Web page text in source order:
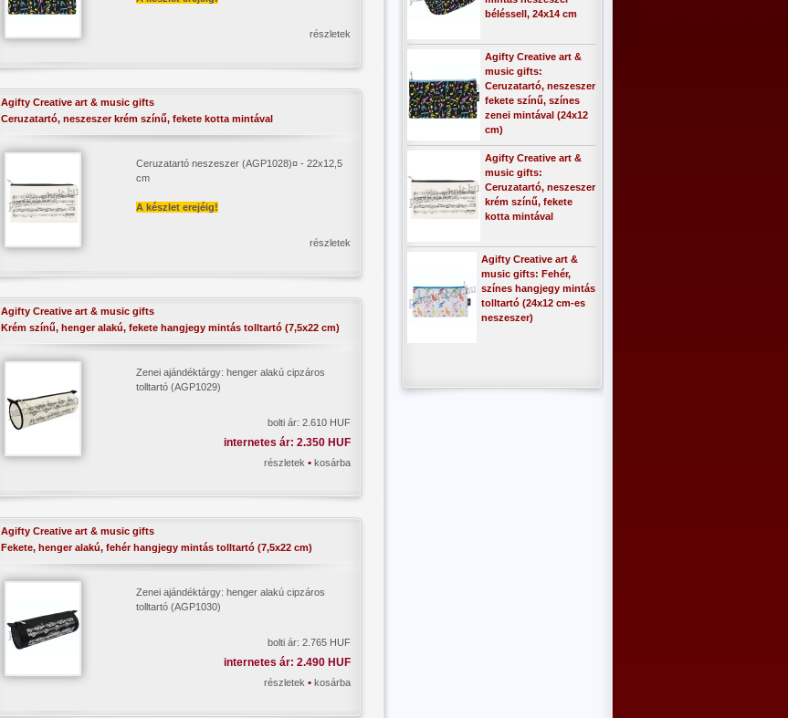
részletek
Agifty Creative art & music gifts
Ceruzatartó, neszeszer krém színű, fekete kotta mintával
Ceruzatartó neszeszer (AGP1028)¤ - 22x12,5
cm
A készlet erejéig!
részletek
Agifty Creative art & music gifts
Krém színű, henger alakú, fekete hangjegy mintás tolltartó (7,5x22 cm)
Zenei ajándéktárgy: henger alakú cipzáros
tolltartó (AGP1029)
bolti ár: 2.610 HUF
internetes ár: 2.350 HUF
részletek • kosárba
Agifty Creative art & music gifts
Fekete, henger alakú, fehér hangjegy mintás tolltartó (7,5x22 cm)
Zenei ajándéktárgy: henger alakú cipzáros
tolltartó (AGP1030)
bolti ár: 2.765 HUF
internetes ár: 2.490 HUF
részletek • kosárba
béléssell, 24x14 cm
Agifty Creative art &
music gifts:
Ceruzatartó, neszeszer
fekete színű, színes
zenei mintával (24x12
cm)
Agifty Creative art &
music gifts:
Ceruzatartó, neszeszer
krém színű, fekete
kotta mintával
Agifty Creative art &
music gifts: Fehér,
színes hangjegy mintás
tolltartó (24x12 cm-es
neszeszer)